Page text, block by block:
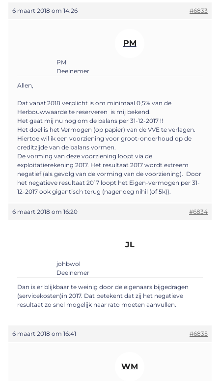
6 maart 2018 om 14:26 #6833
PM
PM
Deelnemer
Allen,
Dat vanaf 2018 verplicht is om minimaal 0,5% van de
Herbouwwaarde te reserveren is mij bekend.
Het gaat mij nu nog om de balans per 31-12-2017 !!
Het doel is het Vermogen (op papier) van de VVE te verlagen.
Hiertoe wil ik een voorziening voor groot-onderhoud op de
creditzijde van de balans vormen.
De vorming van deze voorziening loopt via de
exploitatierekening 2017. Het resultaat 2017 wordt extreem
negatief (als gevolg van de vorming van de voorziening). Door
het negatieve resultaat 2017 loopt het Eigen-vermogen per 31-
12-2017 ook gigantisch terug (nagenoeg nihil (of 5k)).
6 maart 2018 om 16:20 #6834
JL
johbwol
Deelnemer
Dan is er blijkbaar te weinig door de eigenaars bijgedragen
(servicekosten)in 2017. Dat betekent dat zij het negatieve
resultaat zo snel mogelijk naar rato moeten aanvullen.
6 maart 2018 om 16:41 #6835
WM